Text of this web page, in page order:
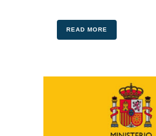
READ MORE